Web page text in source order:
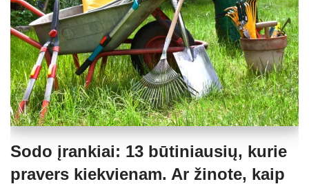
Sodo įrankiai: 13 būtiniausių, kurie
pravers kiekvienam. Ar žinote, kaip